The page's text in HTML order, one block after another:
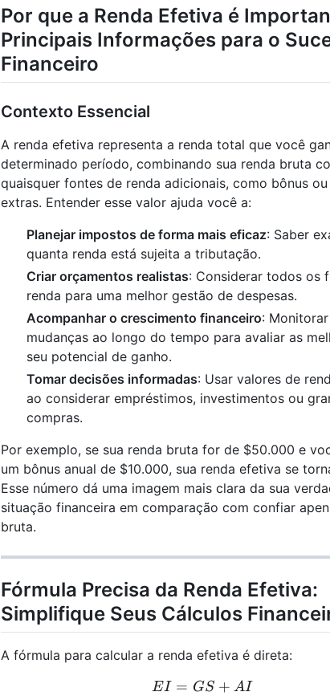
Por que a Renda Efetiva é
Principais Informações para o
Financeiro
Contexto Essencial
A renda efetiva representa a renda total que você
determinado período, combinando sua renda bruta
quaisquer fontes de renda adicionais, como bônus
extras. Entender esse valor ajuda você a:
Planejar impostos de forma mais eficaz: Saber
quanta renda está sujeita a tributação.
Criar orçamentos realistas: Considerar todos os
renda para uma melhor gestão de despesas.
Acompanhar o crescimento financeiro:
mudanças ao longo do tempo para avaliar as
seu potencial de ganho.
Tomar decisões informadas: Usar valores de
ao considerar empréstimos, investimentos ou
compras.
Por exemplo, se sua renda bruta for de $50.000 e
um bônus anual de $10.000, sua renda efetiva se
Esse número dá uma imagem mais clara da sua
situação financeira em comparação com confiar
bruta.
Fórmula Precisa da Renda Efetiva:
Simplifique Seus Cálculos
A fórmula para calcular a renda efetiva é direta:
EI = GS + AI
EI = GS + AI